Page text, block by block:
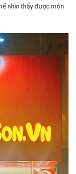
nhìn thấy được món